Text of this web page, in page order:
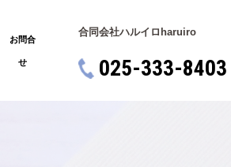
お問合
せ
合同会社ハルイロ haruiro
025-333-8403